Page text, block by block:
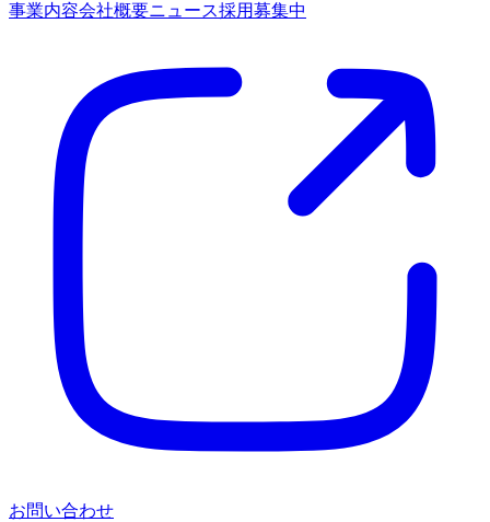
事業内容会社概要ニュース採用募集中
お問い合わせ